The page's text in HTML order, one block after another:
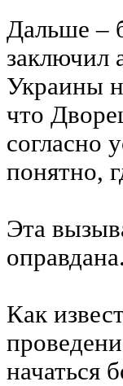
Дальше –
заключил
Украины
что
согласно
понятно,
Эта
оправдана.
Как
начаться